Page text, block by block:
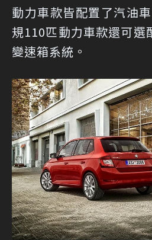
動力車款皆配置了汽油
規110匹動力車款還可選
變速箱系統。